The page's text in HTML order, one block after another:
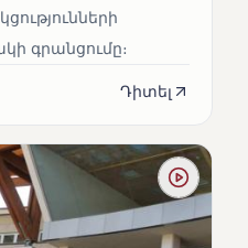
գրանցումը։
Դիտել